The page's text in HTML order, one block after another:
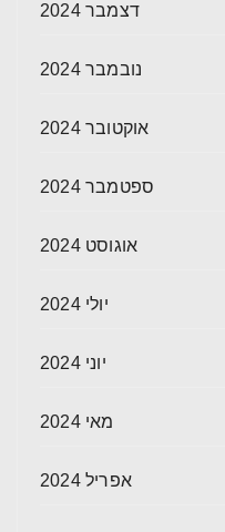
דצמבר 2024
נובמבר 2024
אוקטובר 2024
ספטמבר 2024
אוגוסט 2024
יולי 2024
יוני 2024
מאי 2024
אפריל 2024